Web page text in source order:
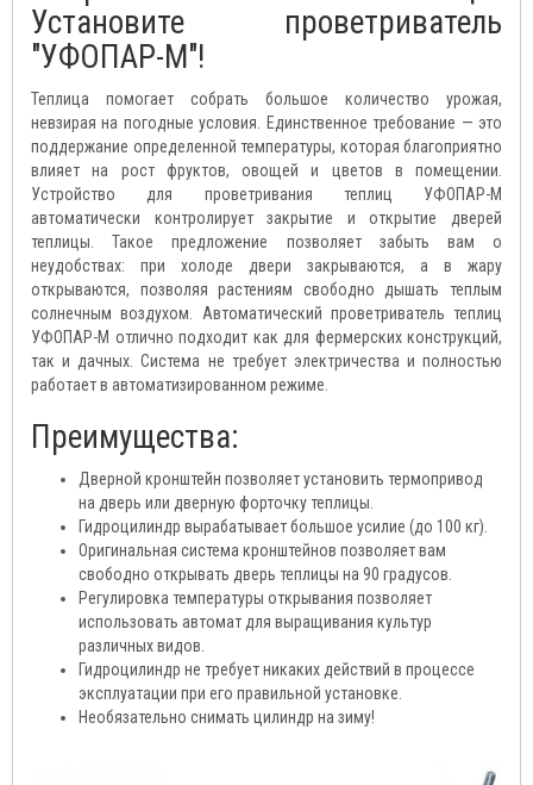
Установите проветриватель
"УФОПАР-М"!
Теплица помогает собрать большое количество урожая,
невзирая на погодные условия. Единственное требование — это
поддержание определенной температуры, которая благоприятно
влияет на рост фруктов, овощей и цветов в помещении.
Устройство для проветривания теплиц УФОПАР-М
автоматически контролирует закрытие и открытие дверей
теплицы. Такое предложение позволяет забыть вам о
неудобствах: при холоде двери закрываются, а в жару
открываются, позволяя растениям свободно дышать теплым
солнечным воздухом. Автоматический проветриватель теплиц
УФОПАР-М отлично подходит как для фермерских конструкций,
так и дачных. Система не требует электричества и полностью
работает в автоматизированном режиме.
Преимущества:
Дверной кронштейн позволяет установить термопривод
на дверь или дверную форточку теплицы.
Гидроцилиндр вырабатывает большое усилие (до 100 кг).
Оригинальная система кронштейнов позволяет вам
свободно открывать дверь теплицы на 90 градусов.
Регулировка температуры открывания позволяет
использовать автомат для выращивания культур
различных видов.
Гидроцилиндр не требует никаких действий в процессе
эксплуатации при его правильной установке.
Необязательно снимать цилиндр на зиму!